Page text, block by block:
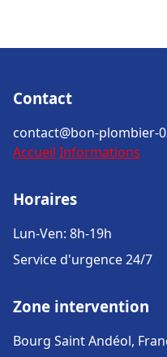
Contact
contact@bon-plombier-
Accueil Informations
Horaires
Lun-Ven: 8h-19h
Service d'urgence 24/7
Zone intervention
Bourg Saint Andéol,